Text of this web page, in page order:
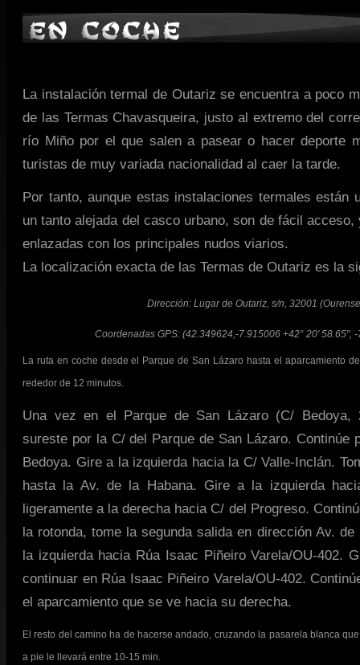
La instalación termal de Outariz se encuentra a poco
de las Termas Chavasqueira, justo al extremo del
río Miño por el que salen a pasear o hacer deporte
turistas de muy variada nacionalidad al caer la tarde.
Por tanto, aunque estas instalaciones termales están
un tanto alejada del casco urbano, son de fácil acceso,
enlazadas con los principales nudos viarios.
La localización exacta de las Termas de Outariz es la
Dirección: Lugar de Outariz, s/n, 32001
Coordenadas GPS: (42.349624,-7.915006 +42° 20' 58.65", -
La ruta en coche desde el Parque de San Lázaro hasta el aparcamiento
rededor de 12 minutos.
Una vez en el Parque de San Lázaro (C/ Bedoya,
sureste por la C/ del Parque de San Lázaro. Continúe
Bedoya. Gire a la izquierda hacia la C/ Valle-Inclán.
hasta la Av. de la Habana. Gire a la izquierda
ligeramente a la derecha hacia C/ del Progreso.
la rotonda, tome la segunda salida en dirección Av.
la izquierda hacia Rúa Isaac Piñeiro Varela/OU-402.
continuar en Rúa Isaac Piñeiro Varela/OU-402.
el aparcamiento que se ve hacia su derecha.
El resto del camino ha de hacerse andado, cruzando la pasarela blanca
a pie le llevará entre 10-15 min.